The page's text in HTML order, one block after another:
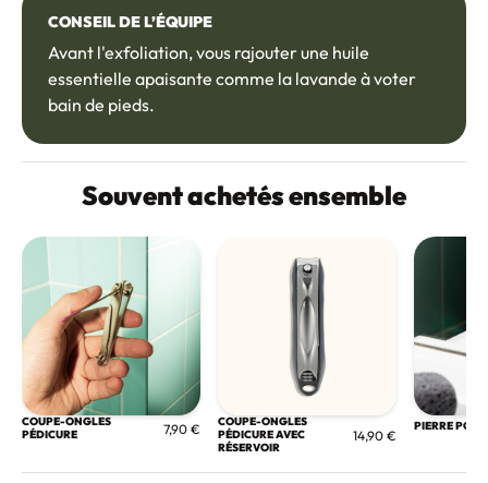
CONSEIL DE L’ÉQUIPE
Avant l'exfoliation, vous rajouter une huile
essentielle apaisante comme la lavande à voter
bain de pieds.
Souvent achetés ensemble
COUPE-ONGLES
PÉDICURE
7,90 €
COUPE-ONGLES
PÉDICURE AVEC
RÉSERVOIR
14,90 €
PIERRE